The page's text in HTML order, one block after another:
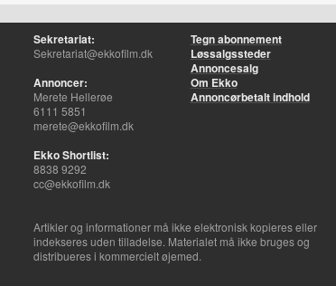
Sekretariat:
Sekretariat@ekkofilm.dk
Annoncer:
Merete Hellerøe
6111 5851
merete@ekkofilm.dk
Ekko Shortlist:
8838 9292
cc@ekkofilm.dk
Tegn abonnement
Løssalgssteder
Annoncesalg
Om Ekko
Annoncørbetalt indhold
Artikler og informationer må ikke elektronisk kopieres eller
indekseres uden tilladelse. Materialet må ikke bruges og
distribueres i kommercielt øjemed.